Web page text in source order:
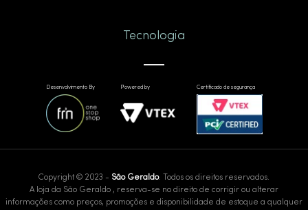
Tecnologia
Desenvolvimento By Powered by Certificado de segurança
Copyright © 2023 - São Geraldo. Todos os direitos reservados.
A loja da São Geraldo , reserva-se no direito de corrigir ou alterar
informações como preços, promoções e disponibilidade de estoque a qualquer